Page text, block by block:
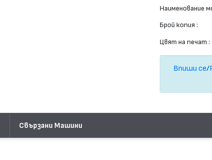
Наименование
Брой копия :
Цвят на печат :
Впиши се/
Свързани Машини